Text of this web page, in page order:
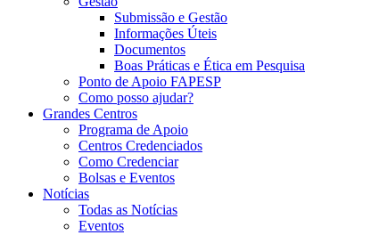
Submissão e Gestão
Informações Úteis
Documentos
Boas Práticas e Ética em Pesquisa
Ponto de Apoio FAPESP
Como posso ajudar?
Grandes Centros
Programa de Apoio
Centros Credenciados
Como Credenciar
Bolsas e Eventos
Notícias
Todas as Notícias
Eventos